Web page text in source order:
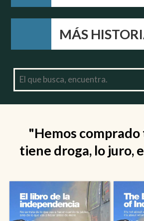
MÁS
"Hemos
tiene droga, lo juro,